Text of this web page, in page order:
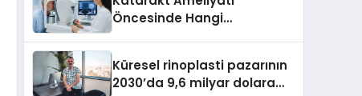
Öncesinde Hangi
Küresel rinoplasti pazarının
2030’da 9,6 milyar dolara